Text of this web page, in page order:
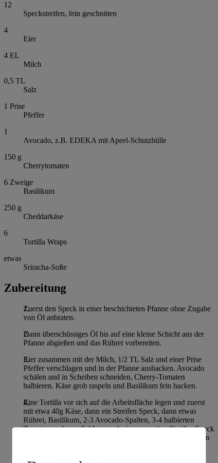
12
Speckstreifen, fein geschnitten
4
Eier
4 EL
Milch
0,5 TL
Salz
1 Prise
Pfeffer
1
Avocado, z.B. EDEKA mit Apeel-Schutzhülle
150 g
Cherrytomaten
6 Zweige
Basilikum
250 g
Cheddarkäse
6
Tortilla Wraps
etwas
Sriracha-Soße
Zubereitung
Zuerst den Speck in einer beschichteten Pfanne ohne Zugabe
von Öl anbraten.
Dann überschüssiges Öl bis auf eine kleine Schicht aus der
Pfanne abgießen und das Rührei vorbereiten.
Eier zusammen mit der Milch, 1/2 TL Salz und einer Prise
Pfeffer verschlagen und in der Pfanne ausbacken. Avocado
schälen und in Scheiben schneiden, Cherry-Tomaten
halbieren. Käse grob raspeln und Basilikum fein hacken.
Eine Tortilla vor sich auf die Arbeitsfläche legen und zuerst
mit etwa 40g Käse, dann ein Streifen Speck, dann etwas
Rührei, Basilikum, 2-3 Avocado-Spalten, 3-4 halbierten
Tomaten und zum Schluss noch einem zweiten Streifen Speck
belegen - alles möglichst mittig wie einen länglichen Streifen